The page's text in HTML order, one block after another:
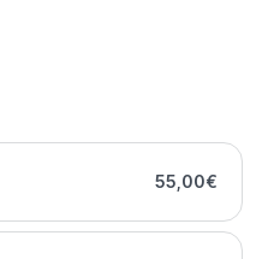
55,00€